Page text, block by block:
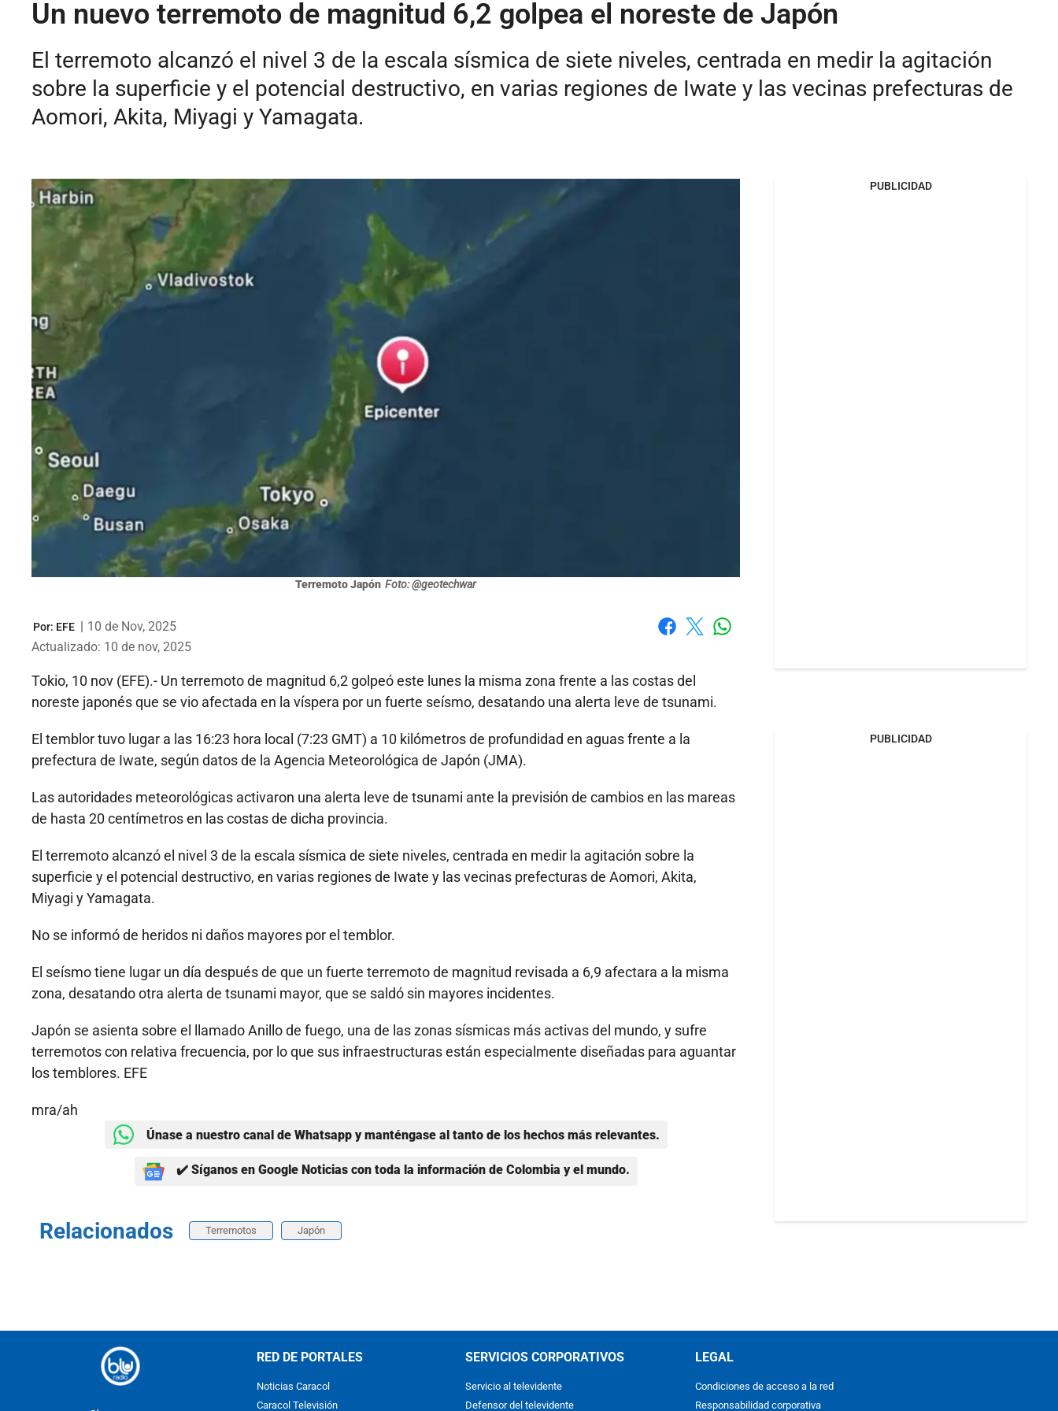
Un nuevo terremoto de magnitud 6,2 golpea el noreste de Japón
El terremoto alcanzó el nivel 3 de la escala sísmica de siete niveles, centrada en medir la agitación
sobre la superficie y el potencial destructivo, en varias regiones de Iwate y las vecinas prefecturas de
Aomori, Akita, Miyagi y Yamagata.
Terremoto Japón Foto: @geotechwar
Por: EFE | 10 de Nov, 2025
Actualizado: 10 de nov, 2025
Tokio, 10 nov (EFE).- Un terremoto de magnitud 6,2 golpeó este lunes la misma zona frente a las costas del
noreste japonés que se vio afectada en la víspera por un fuerte seísmo, desatando una alerta leve de tsunami.
El temblor tuvo lugar a las 16:23 hora local (7:23 GMT) a 10 kilómetros de profundidad en aguas frente a la
prefectura de Iwate, según datos de la Agencia Meteorológica de Japón (JMA).
Las autoridades meteorológicas activaron una alerta leve de tsunami ante la previsión de cambios en las mareas
de hasta 20 centímetros en las costas de dicha provincia.
El terremoto alcanzó el nivel 3 de la escala sísmica de siete niveles, centrada en medir la agitación sobre la
superficie y el potencial destructivo, en varias regiones de Iwate y las vecinas prefecturas de Aomori, Akita,
Miyagi y Yamagata.
No se informó de heridos ni daños mayores por el temblor.
El seísmo tiene lugar un día después de que un fuerte terremoto de magnitud revisada a 6,9 afectara a la misma
zona, desatando otra alerta de tsunami mayor, que se saldó sin mayores incidentes.
Japón se asienta sobre el llamado Anillo de fuego, una de las zonas sísmicas más activas del mundo, y sufre
terremotos con relativa frecuencia, por lo que sus infraestructuras están especialmente diseñadas para aguantar
los temblores. EFE
mra/ah
Únase a nuestro canal de Whatsapp y manténgase al tanto de los hechos más relevantes.
✔️ Síganos en Google Noticias con toda la información de Colombia y el mundo.
Relacionados Terremotos Japón
PUBLICIDAD
PUBLICIDAD
RED DE PORTALES
Noticias Caracol
Caracol Televisión
SERVICIOS CORPORATIVOS
Servicio al televidente
Defensor del televidente
LEGAL
Condiciones de acceso a la red
Responsabilidad corporativa